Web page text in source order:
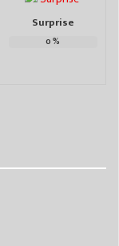
Surprise
0%